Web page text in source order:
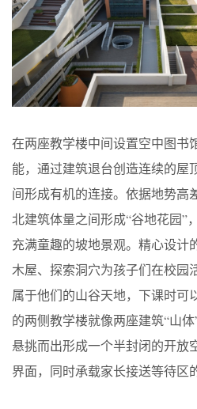
在两座教学楼中间设置空中图书
能，通过建筑退台创造连续的屋
间形成有机的连接。依据地势高
北建筑体量之间形成“谷地花园”
充满童趣的坡地景观。精心设计
木屋、探索洞穴为孩子们在校园
属于他们的山谷天地，下课时可
的两侧教学楼就像两座建筑“山
悬挑而出形成一个半封闭的开放
界面，同时承载家长接送等待区